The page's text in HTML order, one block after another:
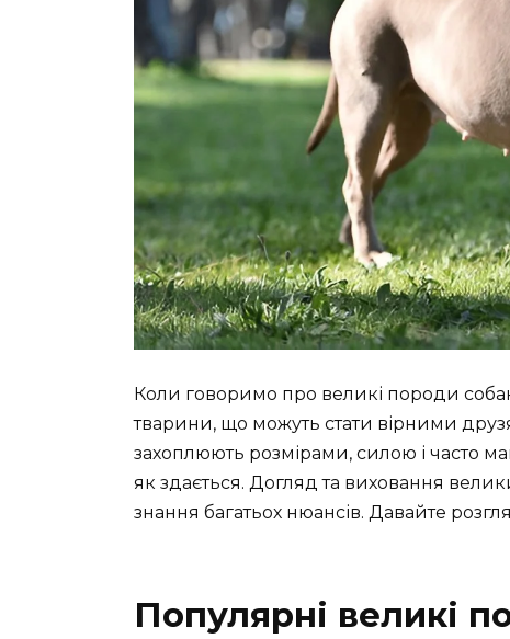
Коли говоримо про великі породи
тварини, що можуть стати вірними
захоплюють розмірами, силою і часто
як здається. Догляд та виховання
знання багатьох нюансів. Давайте
Популярні великі